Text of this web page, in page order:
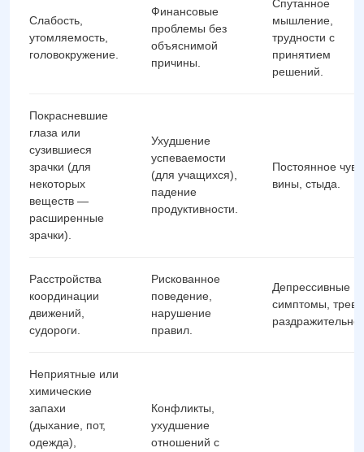
Слабость,
утомляемость,
головокружение.
Финансовые
проблемы без
объяснимой
причины.
Спутанное
мышление,
трудности с
принятием
решений.
Покрасневшие
глаза или
сузившиеся
зрачки (для
некоторых
веществ —
расширенные
зрачки).
Ухудшение
успеваемости
(для учащихся),
падение
продуктивности.
Постоянное
вины, стыда.
Расстройства
координации
движений,
судороги.
Рискованное
поведение,
нарушение
правил.
Депрессивные
симптомы,
Неприятные или
химические
запахи
(дыхание, пот,
одежда),
Конфликты,
ухудшение
отношений с